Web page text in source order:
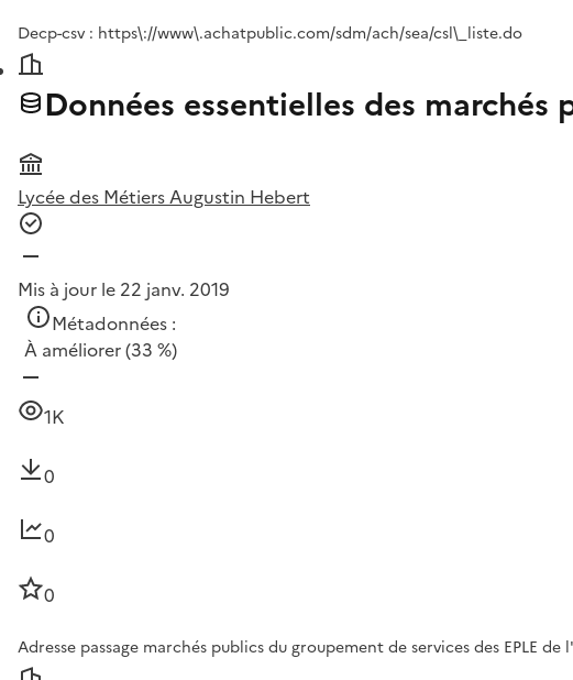
Decp-csv : https\://www\.achatpublic.com/sdm/ach/sea/csl\_liste.do
Données essentielles des
Lycée des Métiers Augustin Hebert
Mis à jour le 22 janv. 2019
Métadonnées :
À améliorer(33 %)
1K
0
0
0
Adresse passage marchés publics du groupement de services des EPLE